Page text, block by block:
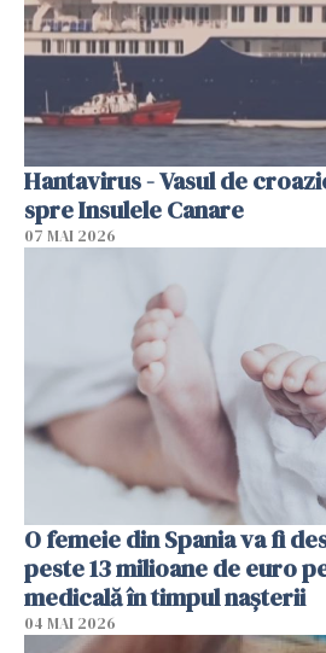
Hantavirus - Vasul de
spre Insulele Canare
07 MAI 2026
O femeie din Spania va fi
peste 13 milioane de euro
medicală în timpul naşterii
04 MAI 2026